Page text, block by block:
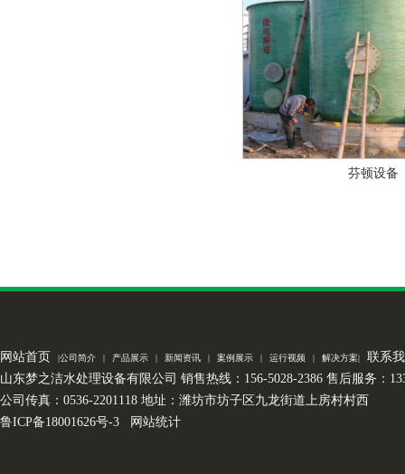
芬顿设备
网站首页 |公司简介 | 产品展示 | 新闻资讯 | 案例展示 | 运行视频 | 解决方案|
联系
山东梦之洁水处理设备有限公司 销售热线：156-5028-2386 售后服务：
公司传真：0536-2201118 地址：潍坊市坊子区九龙街道上房村村西
鲁ICP备18001626号-3
网站统计